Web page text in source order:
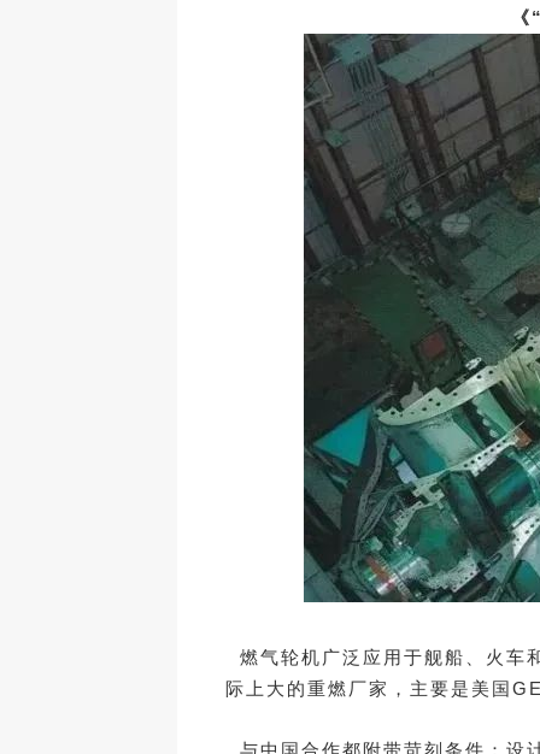
燃气轮机广泛应用于舰船、火车
际上大的重燃厂家，主要是美国
与中国合作都附带苛刻条件：设